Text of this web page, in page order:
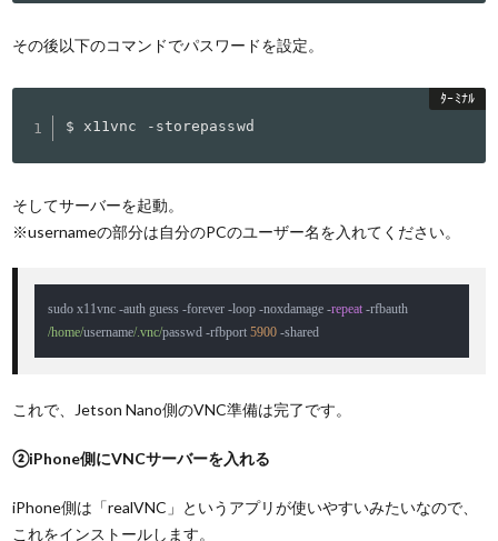
その後以下のコマンドでパスワードを設定。
$ x11vnc -storepasswd
そしてサーバーを起動。
※usernameの部分は自分のPCのユーザー名を入れてください。
sudo x11vnc -auth guess -forever -loop -noxdamage -repeat -
/home/username/.vnc/passwd -rfbport 5900 -shared
これで、Jetson Nano側のVNC準備は完了です。
②iPhone側にVNCサーバーを入れる
iPhone側は「realVNC」というアプリが使いやすいみたいなので、
これをインストールします。